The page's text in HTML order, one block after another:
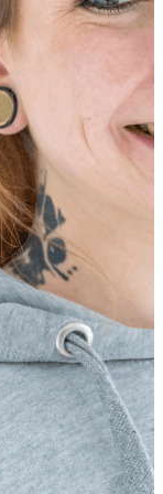
etc.
mit den
unkompliziert
oder dem
eines
sind wir
bei den